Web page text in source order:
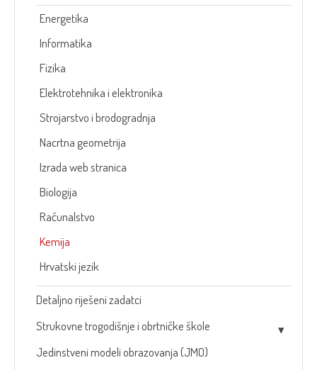
Energetika
Informatika
Fizika
Elektrotehnika i elektronika
Strojarstvo i brodogradnja
Nacrtna geometrija
Izrada web stranica
Biologija
Računalstvo
Kemija
Hrvatski jezik
Detaljno riješeni zadatci
Strukovne trogodišnje i obrtničke škole
Jedinstveni modeli obrazovanja (JMO)